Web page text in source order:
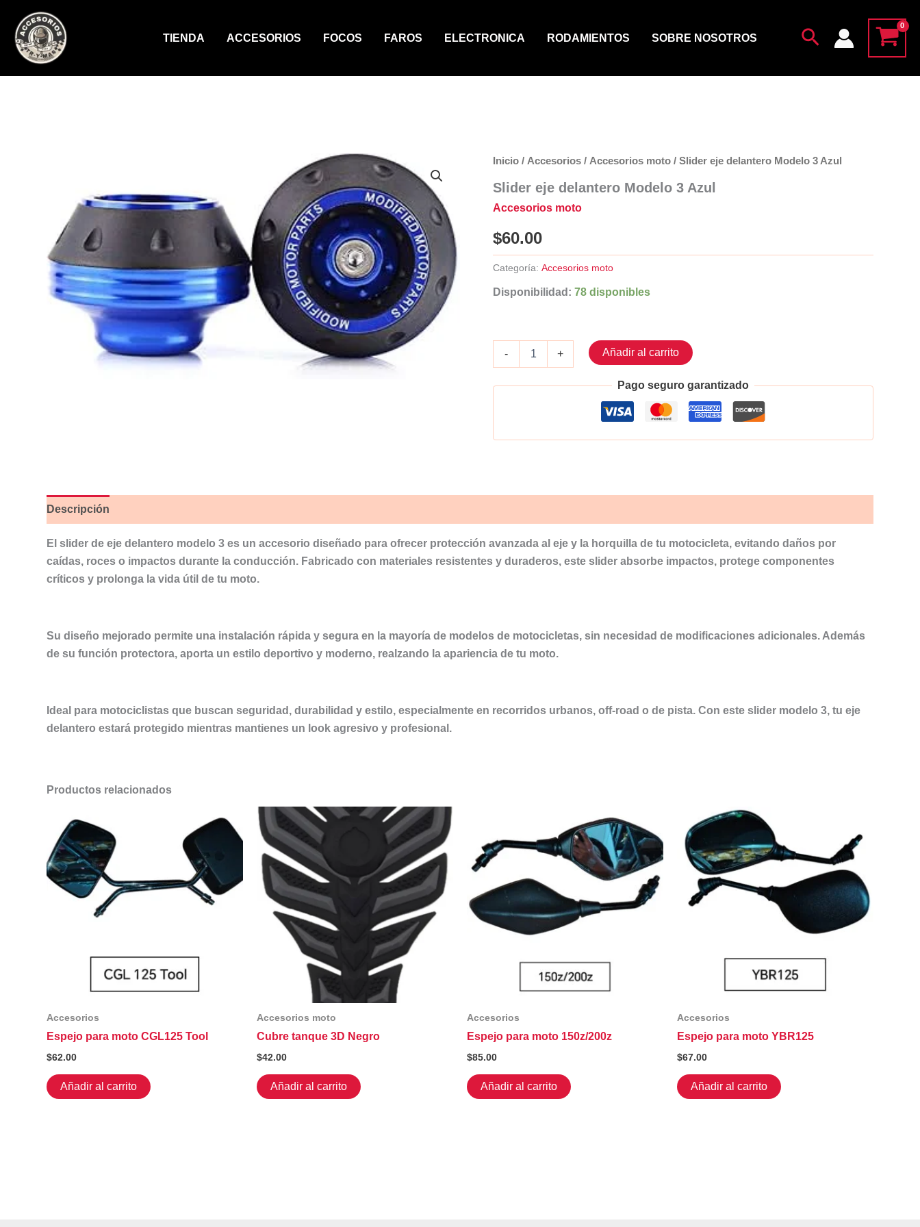
contenido
TIENDA ACCESORIOS FOCOS FAROS ELECTRONICA RODAMIENTOS SOBRE NOSOTROS Buscar
Inicio / Accesorios / Accesorios moto / Slider eje delantero Modelo 3 Azul
Slider eje delantero Modelo 3 Azul
Accesorios moto
$60.00
Categoría:Accesorios moto
Disponibilidad: 78 disponibles
-
Modelo
+ Añadir al carrito
Pago seguro garantizado
Descripción
El slider de eje delantero modelo 3 es un accesorio diseñado para ofrecer protección avanzada al eje y la horquilla de tu motocicleta, evitando daños por
caídas, roces o impactos durante la conducción. Fabricado con materiales resistentes y duraderos, este slider absorbe impactos, protege componentes
críticos y prolonga la vida útil de tu moto.
Su diseño mejorado permite una instalación rápida y segura en la mayoría de modelos de motocicletas, sin necesidad de modificaciones adicionales. Además
de su función protectora, aporta un estilo deportivo y moderno, realzando la apariencia de tu moto.
Ideal para motociclistas que buscan seguridad, durabilidad y estilo, especialmente en recorridos urbanos, off-road o de pista. Con este slider modelo 3, tu eje
delantero estará protegido mientras mantienes un look agresivo y profesional.
Productos relacionados
Accesorios
Espejo para moto CGL125 Tool
$62.00
Añadir al carrito
Accesorios moto
Cubre tanque 3D Negro
$42.00
Añadir al carrito
Accesorios
Espejo para moto 150z/200z
$85.00
Añadir al carrito
Accesorios
Espejo para moto YBR125
$67.00
Añadir al carrito
Azul